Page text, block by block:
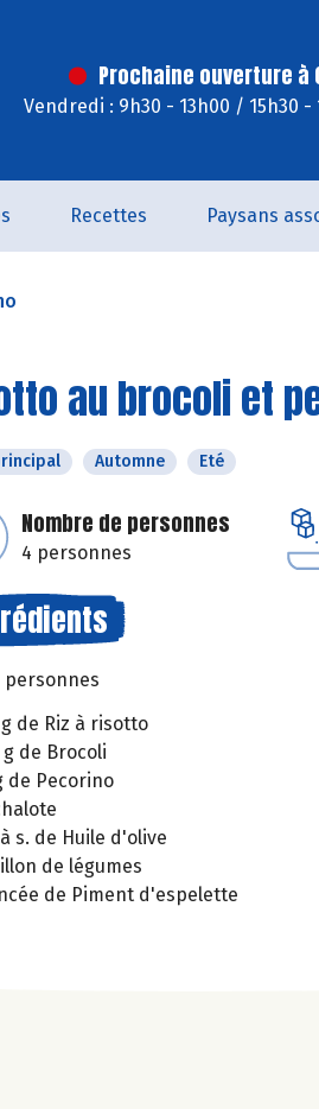
Prochaine ouverture à
Vendredi : 9h30 - 13h00 / 15h30 -
Recettes Paysans
au brocoli et
Automne Eté
Nombre de personnes
4 personnes
personnes
de Riz à risotto
g de Brocoli
de Pecorino
s. de Huile d'olive
de légumes
de Piment d'espelette